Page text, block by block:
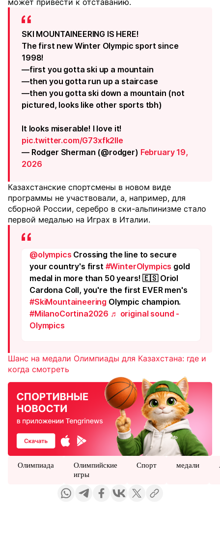
может привести к отставанию.
SKI MOUNTAINEERING IS HERE!
The first new Winter Olympic sport since
1998!
—first you gotta ski up a mountain
—then you gotta run up a staircase
—then you gotta ski down a mountain (not
pictured, looks like other sports tbh)
It looks miserable! I love it!
pic.twitter.com/G73xfk2Ile
— Rodger Sherman (@rodger) February 19,
2026
Казахстанские спортсмены в новом виде
программы не участвовали, а, например, для
сборной России, серебро в ски-альпинизме стало
первой медалью на Играх в Италии.
@olympics Crossing the line to secure
your country's first #WinterOlympics gold
medal in more than 50 years! 🇪🇸 Oriol
Cardona Coll, you're the first EVER men's
#SkiMountaineering Olympic champion.
#MilanoCortina2026 ♬ original sound -
Olympics
Шанс на медали Олимпиады для Казахстана: где и
когда смотреть
Олимпиада
Олимпийские
игры
Спорт медали